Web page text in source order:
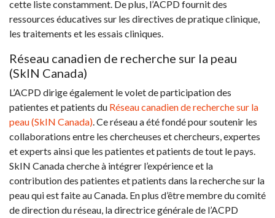
cette liste constamment. De plus, l’ACPD fournit des
ressources éducatives sur les directives de pratique clinique,
les traitements et les essais cliniques.
Réseau canadien de recherche sur la peau
(SkIN Canada)
L’ACPD dirige également le volet de participation des
patientes et patients du Réseau canadien de recherche sur la
peau (SkIN Canada). Ce réseau a été fondé pour soutenir les
collaborations entre les chercheuses et chercheurs, expertes
et experts ainsi que les patientes et patients de tout le pays.
SkIN Canada cherche à intégrer l’expérience et la
contribution des patientes et patients dans la recherche sur la
peau qui est faite au Canada. En plus d’être membre du comité
de direction du réseau, la directrice générale de l’ACPD